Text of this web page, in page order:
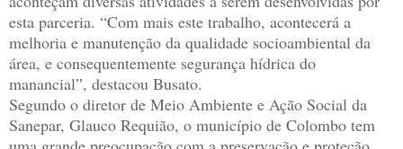
esta parceria. “Com mais este trabalho, acontecerá a
melhoria e manutenção da qualidade socioambiental da
área, e consequentemente segurança hídrica do
manancial”, destacou Busato.
Segundo o diretor de Meio Ambiente e Ação Social da
Sanepar, Glauco Requião, o município de Colombo tem